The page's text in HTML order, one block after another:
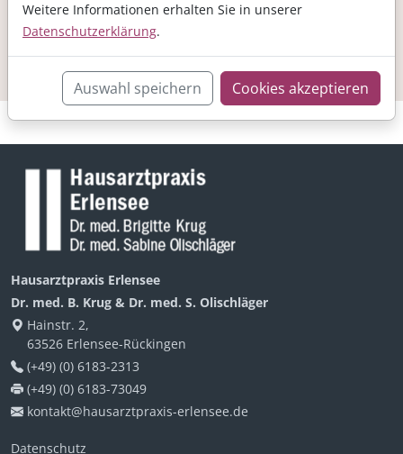
Ich habe die Datenschutzerklärung zur Kenntnis
genommen und akzeptiere sie.
Hausarztpraxis Erlensee
Dr. med. B. Krug & Dr. med. S. Olischläger
Hainstr. 2,
63526 Erlensee-Rückingen
(+49) (0) 6183-2313
(+49) (0) 6183-73049
kontakt@hausarztpraxis-erlensee.de
Datenschutz
Weitere Informationen erhalten Sie in unserer
Datenschutzerklärung.
Auswahl speichern Cookies akzeptieren